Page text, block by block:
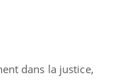
dans la justice,